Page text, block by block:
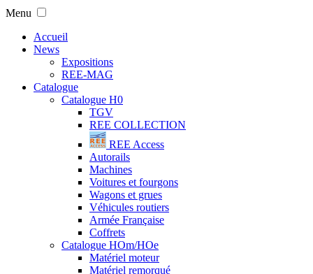
Menu
Accueil
News
Expositions
REE-MAG
Catalogue
Catalogue H0
TGV
REE COLLECTION
REE Access
Autorails
Machines
Voitures et fourgons
Wagons et grues
Véhicules routiers
Armée Française
Coffrets
Catalogue HOm/HOe
Matériel moteur
Matériel remorqué